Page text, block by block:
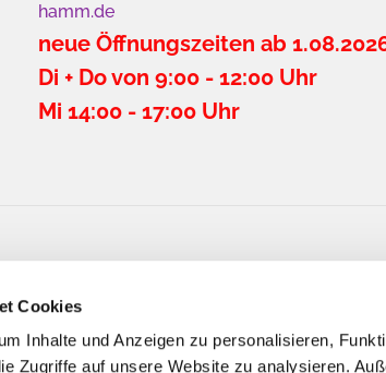
Cookies
Inhalte und Anzeigen zu personalisieren,
Zugriffe auf unsere Website zu analysieren.
hamm.de
neue Öffnungszeiten ab
Di + Do von 9:00 - 12:00 Uhr
Mi 14:00 - 17:00 Uhr